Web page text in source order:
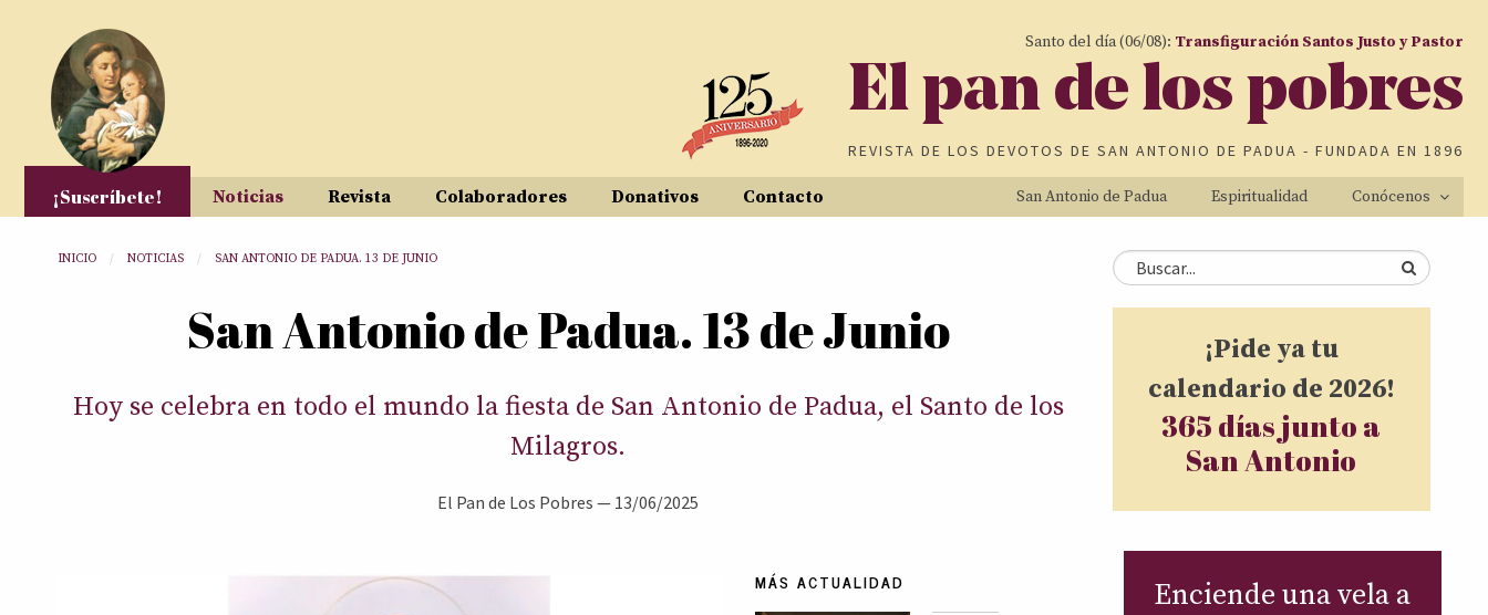
Santo del día (06/08): Transfiguración Santos Justo y Pastor
El pan de los pobres
REVISTA DE LOS DEVOTOS DE SAN ANTONIO DE PADUA - FUNDADA EN 1896
¡Suscríbete! Noticias Revista Colaboradores Donativos Contacto San Antonio de Padua Espiritualidad Conócenos
Usted está aquí
INICIO NOTICIAS SAN ANTONIO DE PADUA. 13 DE JUNIO
San Antonio de Padua. 13 de Junio
Hoy se celebra en todo el mundo la fiesta de San Antonio de Padua, el Santo de los
Milagros.
El Pan de Los Pobres — 13/06/2025
MÁS ACTUALIDAD
Formulario de
búsqueda
Buscar
¡Pide ya tu
calendario de 2026!
365 días junto a
San Antonio
Enciende una vela a